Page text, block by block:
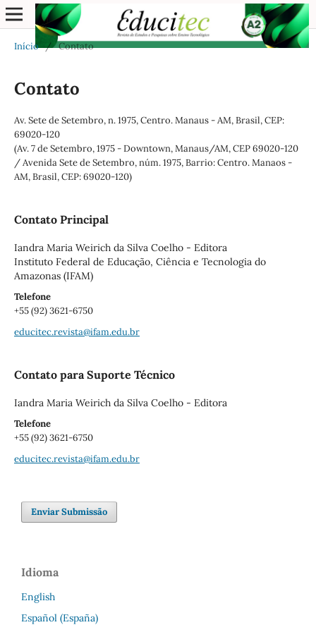
Início / Contato
Contato
Av. Sete de Setembro, n. 1975, Centro. Manaus - AM, Brasil, CEP:
69020-120
(Av. 7 de Setembro, 1975 - Downtown, Manaus/AM, CEP 69020-120
/ Avenida Sete de Setembro, núm. 1975, Barrio: Centro. Manaos -
AM, Brasil, CEP: 69020-120)
Contato Principal
Iandra Maria Weirich da Silva Coelho - Editora
Instituto Federal de Educação, Ciência e Tecnologia do
Amazonas (IFAM)
Telefone
+55 (92) 3621-6750
educitec.revista@ifam.edu.br
Contato para Suporte Técnico
Iandra Maria Weirich da Silva Coelho - Editora
Telefone
+55 (92) 3621-6750
educitec.revista@ifam.edu.br
Enviar Submissão
Idioma
English
Español (España)